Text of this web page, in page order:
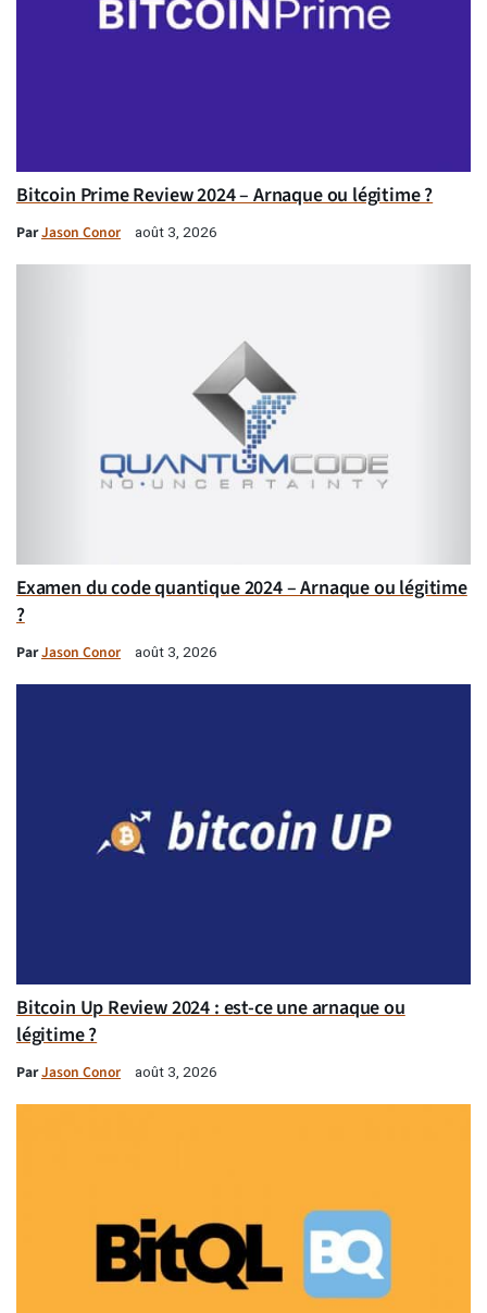
Bitcoin Prime Review 2024 – Arnaque ou légitime ?
ParJason Conor août 3, 2026
Examen du code quantique 2024 – Arnaque ou légitime
?
ParJason Conor août 3, 2026
Bitcoin Up Review 2024 : est-ce une arnaque ou
légitime ?
ParJason Conor août 3, 2026